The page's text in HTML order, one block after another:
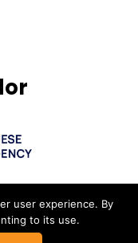
user experience. By
to its use.